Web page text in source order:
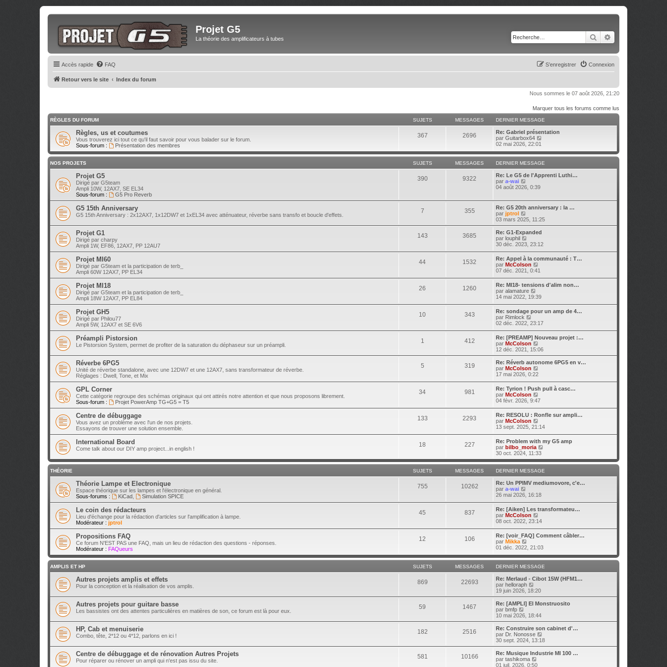
Projet G5
La théorie des amplificateurs à tubes Rechercher
Accès rapide FAQ Connexion
S’enregistrer
Retour vers le site Index du forum
Nous sommes le 07 août 2026, 21:20
Marquer tous les forums comme lus
RÈGLES DU FORUM SUJETS MESSAGES DERNIER MESSAGE
Règles, us et coutumes
Vous trouverez ici tout ce qu'il faut savoir pour vous balader sur le forum.
Sous-forum :
Présentation des membres
367 2696
Re: Gabriel présentation
par Guitarbox64
r
l
d
e
e
r
e
s
g
e
02 mai 2026, 22:01
NOS PROJETS SUJETS MESSAGES DERNIER MESSAGE
Projet G5
Dirigé par G5team
Ampli 10W, 12AX7, SE EL34
Sous-forum :
G5 Pro Reverb
390 9322
Re: Le G5 de l'Apprenti Luthi…
par a-wai
o
e
d
e
r
n
i
e
r
m
e
g
e
04 août 2026, 0:39
G5 15th Anniversary
G5 15th Anniversary : 2x12AX7, 1x12DW7 et 1xEL34 avec atténuateur, réverbe sans transfo et boucle d'effets.
7 355
Re: G5 20th anniversary : la …
par jptrol
o
i
r
l
e
d
e
r
n
i
e
r
m
e
a
g
e
03 mars 2025, 11:25
Projet G1
Dirigé par charpy
Ampli 1W, EF86, 12AX7, PP 12AU7
143 3685
Re: G1-Expanded
par louphil
o
r
l
e
d
e
r
n
e
r
m
e
s
s
a
g
e
30 déc. 2023, 23:12
Projet MI60
Dirigé par G5team et la participation de terb_
Ampli 60W 12AX7, PP EL34
44 1532
Re: Appel à la communauté : T…
par McColson
o
l
e
d
e
r
i
e
r
m
e
s
a
07 déc. 2021, 0:41
Projet MI18
Dirigé par G5team et la participation de terb_
Ampli 18W 12AX7, PP EL84
26 1260
Re: MI18- tensions d'alim non…
par alamature
o
l
e
d
e
r
n
i
e
r
m
e
s
a
g
e
14 mai 2022, 19:39
Projet GH5
Dirigé par Philou77
Ampli 5W, 12AX7 et SE 6V6
10 343
Re: sondage pour un amp de 4…
par Rimlock
o
r
l
e
d
r
n
i
e
r
m
e
s
a
g
e
02 déc. 2022, 23:17
Préampli Pistorsion
Le Pistorsion System, permet de profiter de la saturation du déphaseur sur un préampli.
1 412
Re: [PREAMP] Nouveau projet :…
par McColson
o
i
r
r
i
e
r
e
s
a
g
e
12 déc. 2021, 15:06
Réverbe 6PG5
Unité de réverbe standalone, avec une 12DW7 et une 12AX7, sans transformateur de réverbe.
Réglages : Dwell, Tone, et Mix
5 319
Re: Réverb autonome 6PG5 en v…
par McColson
r
l
e
d
e
r
i
e
r
m
e
s
s
a
e
17 mai 2026, 0:22
GPL Corner
Cette catégorie regroupe des schémas originaux qui ont attirés notre attention et que nous proposons librement.
Sous-forum :
Projet PowerAmp TG+G5 = T5
34 981
Re: Tyrion ! Push pull à casc…
par McColson
o
l
e
d
e
r
n
i
e
r
m
e
s
a
g
e
04 févr. 2026, 9:47
Centre de débuggage
Vous avez un problème avec l'un de nos projets.
Essayons de trouver une solution ensemble.
133 2293
Re: RESOLU : Ronfle sur ampli…
par McColson
o
r
l
e
d
e
r
n
e
r
m
e
s
a
g
e
13 sept. 2025, 21:14
International Board
Come talk about our DIY amp project...in english !
18 227
Re: Problem with my G5 amp
par bilbo_moria
i
r
l
e
d
e
e
s
g
e
30 oct. 2024, 11:33
THÉORIE SUJETS MESSAGES DERNIER MESSAGE
Théorie Lampe et Electronique
Espace théorique sur les lampes et l'électronique en général.
Sous-forums :
KiCad, Simulation SPICE
755 10262
Re: Un PPIMV mediumovore, c'e…
par a-wai
o
r
l
e
d
e
r
n
i
e
r
m
e
s
s
a
g
e
26 mai 2026, 16:18
Le coin des rédacteurs
Lieu d'échange pour la rédaction d'articles sur l'amplification à lampe.
Modérateur : jptrol
45 837
Re: [Aiken] Les transformateu…
par McColson
o
r
l
e
d
e
r
n
i
e
m
e
s
a
g
e
08 oct. 2022, 23:14
Propositions FAQ
Ce forum N'EST PAS une FAQ, mais un lieu de rédaction des questions - réponses.
Modérateur : FAQueurs
12 106
Re: [voir_FAQ] Comment câbler…
par Mikka
o
r
l
e
r
n
e
r
m
s
s
a
g
e
01 déc. 2022, 21:03
AMPLIS ET HP SUJETS MESSAGES DERNIER MESSAGE
Autres projets amplis et effets
Pour la conception et la réalisation de vos amplis.
869 22693
Re: Merlaud - Cibot 15W (HFM1…
par helloraph
o
i
r
e
r
n
i
r
m
19 juin 2026, 18:20
Autres projets pour guitare basse
Les bassistes ont des attentes particulières en matières de son, ce forum est là pour eux.
59 1467
Re: [AMPLI] El Monstruosito
par bmfp
o
i
r
l
e
r
n
10 mai 2026, 18:44
HP, Cab et menuiserie
Combo, tête, 2*12 ou 4*12, parlons en ici !
182 2516
Re: Construire son cabinet d'…
par Dr. Nonosse
o
i
r
30 sept. 2024, 13:18
Centre de débuggage et de rénovation Autres Projets
Pour réparer ou rénover un ampli qui n'est pas issu du site.
581 10166
Re: Musique Industrie MI 100 …
par tashikoma
o
01 juil. 2026, 0:50